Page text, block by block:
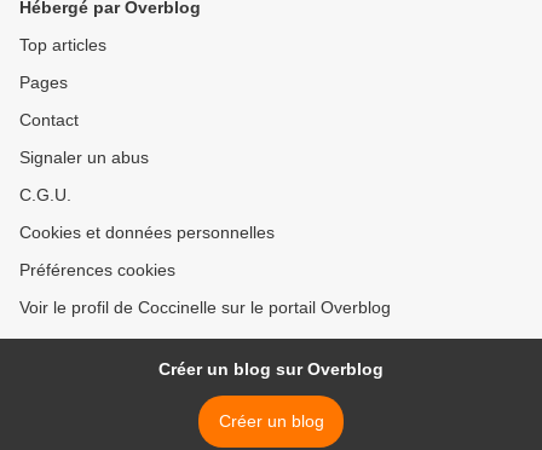
Hébergé par Overblog
Top articles
Pages
Contact
Signaler un abus
C.G.U.
Cookies et données personnelles
Préférences cookies
Voir le profil de Coccinelle sur le portail Overblog
Créer un blog sur Overblog
Créer un blog